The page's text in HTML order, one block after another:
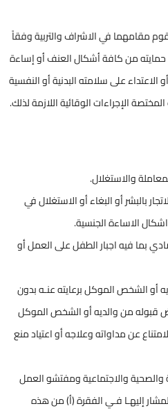
مقامهما في الاشراف والتربية وفقاً
حمايته من كافة أشكال العنف أو إساءة
الاعتداء على سلامته البدنية أو النفسية
الإجراءات الوقائية اللازمة لذلك.
بالبشر أو البغاء أو الاستغلال في
الاساءة الجنسية.
بما فيه اجبار الطفل على العمل أو
أو الشخص الموكل برعايته عنـه بدون
قبوله من والديه أو الشخص الموكل
عن مداواته وعلاجه أو اعتياد منع
والصحية والاجتماعية ومفتشو العمل
إليهـا فـي الفقرة (أ) من هذه